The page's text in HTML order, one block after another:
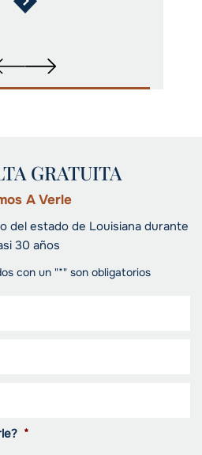
GRATUITA
A Verle
del estado de Louisiana durante
30 años
con un "*" son obligatorios
*